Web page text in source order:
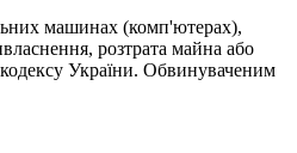
машинах (комп'ютерах),
розтрата майна або
України. Обвинуваченим